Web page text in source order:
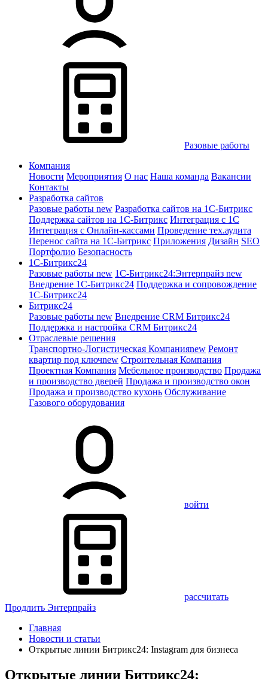
Разовые работы
Компания
Новости Мероприятия О нас Наша команда Вакансии
Контакты
Разработка сайтов
Разовые работы new Разработка сайтов на 1С-Битрикс
Поддержка сайтов на 1С-Битрикс Интеграция с 1С
Интеграция с Онлайн-кассами Проведение тех.аудита
Перенос сайта на 1С-Битрикс Приложения Дизайн SEO
Портфолио Безопасность
1C-Битрикс24
Разовые работы new 1С-Битрикс24:Энтерпрайз new
Внедрение 1C-Битрикс24 Поддержка и сопровождение
1С-Битрикс24
Битрикс24
Разовые работы new Внедрение CRM Битрикс24
Поддержка и настройка CRM Битрикс24
Отраслевые решения
Транспортно-Логистическая Компанияnew Ремонт
квартир под ключnew Строительная Компания
Проектная Компания Мебельное производство Продажа
и производство дверей Продажа и производство окон
Продажа и производство кухонь Обслуживание
Газового оборудования
войти
рассчитать
Продлить Энтерпрайз
Главная
Новости и статьи
Открытые линии Битрикс24: Instagram для бизнеса
Открытые линии Битрикс24: